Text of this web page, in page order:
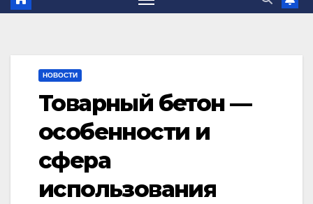
НОВОСТИ
Товарный бетон —
особенности и
сфера
использования